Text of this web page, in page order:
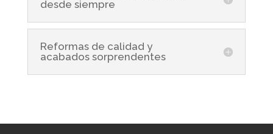
desde siempre
Reformas de calidad y
acabados sorprendentes